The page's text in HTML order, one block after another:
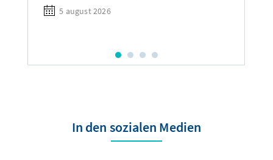
5 august 2026
In den sozialen Medien